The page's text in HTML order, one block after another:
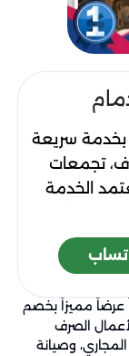
بخدمة سريعة
تجمعات
الخدمة
احصل على
بالدمام
عرضاً مميزاً بخصم
الصرف
وصيانة